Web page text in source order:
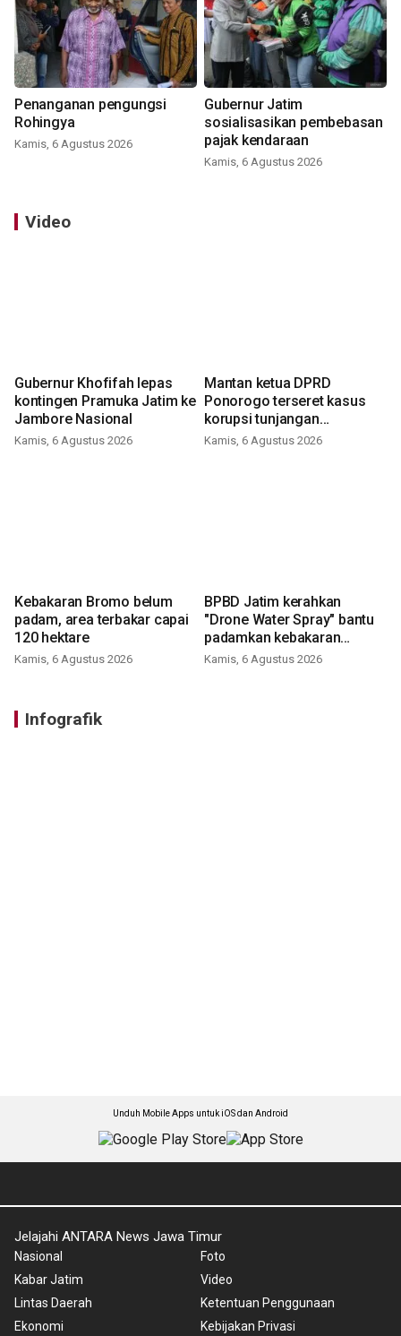
Penanganan pengungsi
Rohingya
Kamis, 6 Agustus 2026
Gubernur Jatim
sosialisasikan pembebasan
pajak kendaraan
Kamis, 6 Agustus 2026
Video
Gubernur Khofifah lepas
kontingen Pramuka Jatim ke
Jambore Nasional
Kamis, 6 Agustus 2026
Mantan ketua DPRD
Ponorogo terseret kasus
korupsi tunjangan
perumahan
Kamis, 6 Agustus 2026
Kebakaran Bromo belum
padam, area terbakar capai
120 hektare
Kamis, 6 Agustus 2026
BPBD Jatim kerahkan
"Drone Water Spray" bantu
padamkan kebakaran
Bromo
Kamis, 6 Agustus 2026
Infografik
Unduh Mobile Apps untuk iOS dan Android
Jelajahi ANTARA News Jawa Timur
Nasional
Kabar Jatim
Lintas Daerah
Ekonomi
Foto
Video
Ketentuan Penggunaan
Kebijakan Privasi